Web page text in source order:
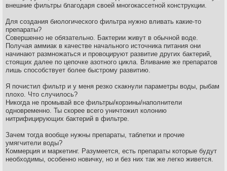
внешние фильтры благодаря своей многокассетной конструкции.
Для создания биологического фильтра нужно вливать какие-то
препараты?
Совершенно не обязательно. Бактерии живут в обычной воде.
Получая аммиак в качестве начального источника питания они
начинают размножаться и провоцируют развитие других бактерий,
стоящих далее по цепочке азотного цикла. Вливание же препаратов
лишь способствует более быстрому развитию.
Я почистил фильтр и у меня резко скакнули параметры воды, рыбам
плохо. Что случилось?
Никогда не промывай все фильтры/корзины/наполнители
одновременно. Ты скорее всего уничтожил колонию
нитрифицирующих бактерий в фильтре.
Зачем тогда вообще нужны препараты, таблетки и прочие
умягчители воды?
Коммерция и маркетинг. Разумеется, есть препараты которые будут
необходимы, особенно новичку, но и без них так же легко живется.